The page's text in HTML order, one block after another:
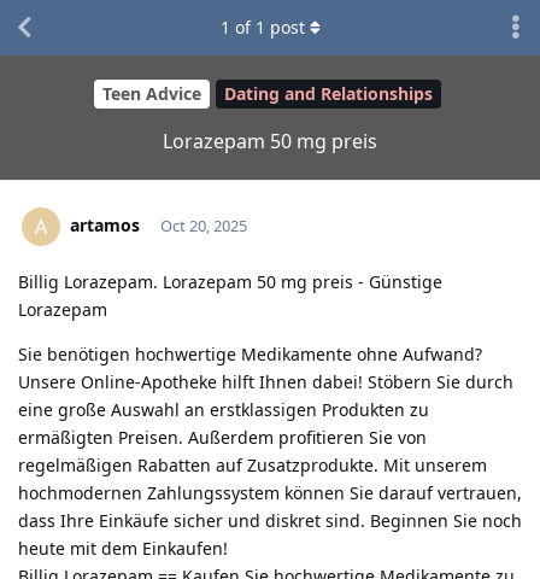
Teen Advice Dating and Relationships
Lorazepam 50 mg preis
1 of 1 post
A artamos Oct 20, 2025
Billig Lorazepam. Lorazepam 50 mg preis - Günstige
Lorazepam
Sie benötigen hochwertige Medikamente ohne Aufwand?
Unsere Online-Apotheke hilft Ihnen dabei! Stöbern Sie durch
eine große Auswahl an erstklassigen Produkten zu
ermäßigten Preisen. Außerdem profitieren Sie von
regelmäßigen Rabatten auf Zusatzprodukte. Mit unserem
hochmodernen Zahlungssystem können Sie darauf vertrauen,
dass Ihre Einkäufe sicher und diskret sind. Beginnen Sie noch
heute mit dem Einkaufen!